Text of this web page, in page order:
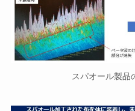
スパオール製品